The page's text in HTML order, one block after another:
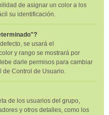
de asignar un color a los
su identificación.
se usará el
y rango se mostrará por
darle permisos para cambiar
de Control de Usuario.
de los usuarios del grupo,
y otros detalles, como los